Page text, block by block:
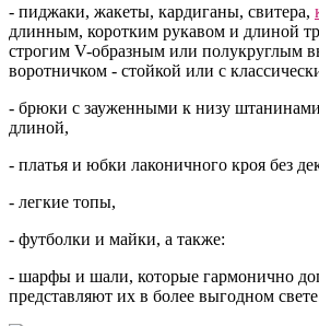
- пиджаки, жакеты, кардиганы, свитера,
длинным, коротким рукавом и длиной
строгим V-образным или полукруглым
воротничком - стойкой или с
- брюки с зауженными к низу
длиной,
- платья и юбки лаконичного кроя без
- легкие топы,
- футболки и майки, а также:
- шарфы и шали, которые гармонично
представляют их в более выгодном